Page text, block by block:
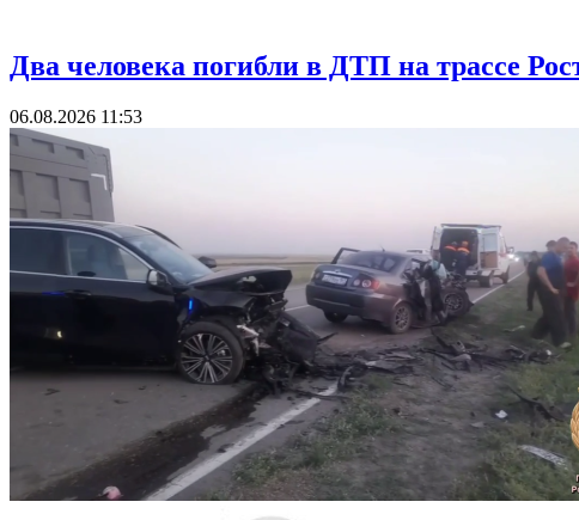
Два человека погибли в ДТП на трассе
06.08.2026 11:53